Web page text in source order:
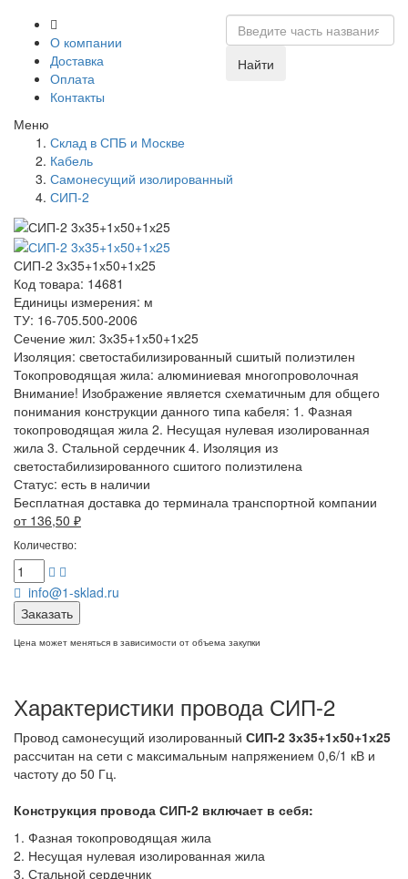
О компании
Доставка
Оплата
Контакты
Найти
Меню
Склад в СПБ и Москве
Кабель
Самонесущий изолированный
СИП-2
СИП-2 3х35+1х50+1х25
Код товара: 14681
Единицы измерения: м
ТУ: 16-705.500-2006
Сечение жил: 3х35+1х50+1х25
Изоляция: светостабилизированный сшитый полиэтилен
Токопроводящая жила: алюминиевая многопроволочная
Внимание! Изображение является схематичным для общего
понимания конструкции данного типа кабеля: 1. Фазная
токопроводящая жила 2. Несущая нулевая изолированная
жила 3. Стальной сердечник 4. Изоляция из
светостабилизированного сшитого полиэтилена
Статус: есть в наличии
Бесплатная доставка до терминала транспортной компании
от 136,50 ₽
Количество:
info@1-sklad.ru
Заказать
Цена может меняться в зависимости от объема закупки
Характеристики провода СИП-2
Провод самонесущий изолированный СИП-2 3х35+1х50+1х25
рассчитан на сети с максимальным напряжением 0,6/1 кВ и
частоту до 50 Гц.
Конструкция провода СИП-2 включает в себя:
1. Фазная токопроводящая жила
2. Несущая нулевая изолированная жила
3. Стальной сердечник